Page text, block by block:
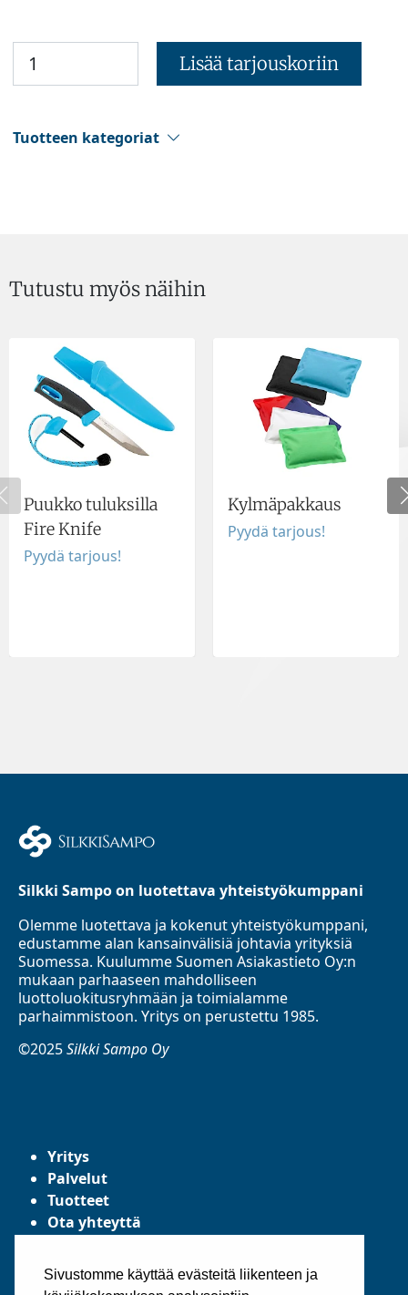
Sivustomme käyttää evästeitä liikenteen ja
Lisää tarjouskoriin
Tuotteen kategoriat
Tutustu myös näihin
Puukko tuluksilla
Fire Knife
Pyydä tarjous!
Kylmäpakkaus
Pyydä tarjous!
Silkki Sampo on luotettava yhteistyökumppani
Olemme luotettava ja kokenut yhteistyökumppani,
edustamme alan kansainvälisiä johtavia yrityksiä
Suomessa. Kuulumme Suomen Asiakastieto Oy:n
mukaan parhaaseen mahdolliseen
luottoluokitusryhmään ja toimialamme
parhaimmistoon. Yritys on perustettu 1985.
©2025Silkki Sampo Oy
Yritys
Palvelut
Tuotteet
Ota yhteyttä
Yleiset toimitusehdot